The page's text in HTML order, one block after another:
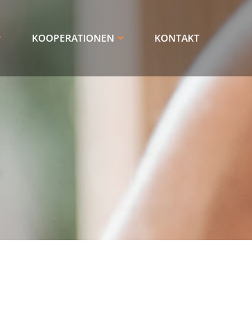
KOOPERATIONEN KONTAKT